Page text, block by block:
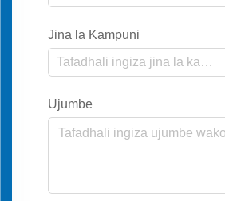
Jina la Kampuni
Ujumbe